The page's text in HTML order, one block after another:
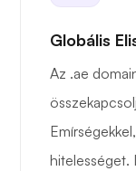
Globális
Az .ae
hitelességet.